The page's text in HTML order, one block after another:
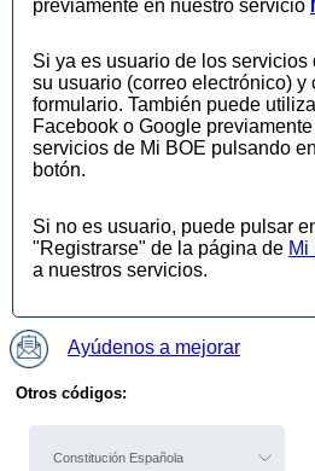
Otros códigos:
Constitución Española
previamente en nuestro servicio
Si ya es usuario de los servicios
su usuario (correo electrónico) y
formulario. También puede
Facebook o Google
servicios de Mi BOE pulsando
botón.
Si no es usuario, puede pulsar
"Registrarse" de la página de Mi
a nuestros servicios.
Ayúdenos a mejorar